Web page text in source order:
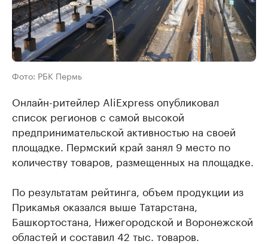
Фото: РБК Пермь
Онлайн-ритейлер AliExpress опубликовал
список регионов с самой высокой
предпринимательской активностью на своей
площадке. Пермский край занял 9 место по
количеству товаров, размещенных на площадке.
По результатам рейтинга, объем продукции из
Прикамья оказался выше Татарстана,
Башкортостана, Нижегородской и Воронежской
областей и составил 42 тыс. товаров.